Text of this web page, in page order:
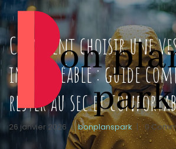
Comment choisir une
imperméable : guide
rester au sec et
26 janvier 2026 | bonplanspark | 0